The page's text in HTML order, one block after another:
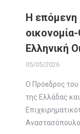
Η επόμενη
Ελληνική
05/05/2026
Ο Πρόεδρος του
της Ελλάδας